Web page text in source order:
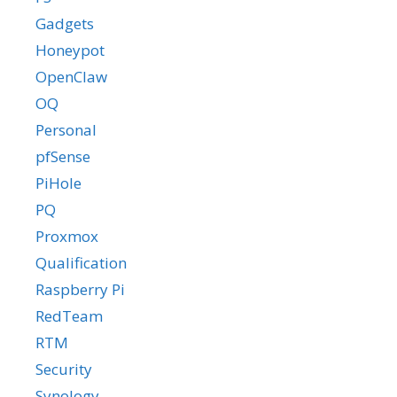
Gadgets
Honeypot
OpenClaw
OQ
Personal
pfSense
PiHole
PQ
Proxmox
Qualification
Raspberry Pi
RedTeam
RTM
Security